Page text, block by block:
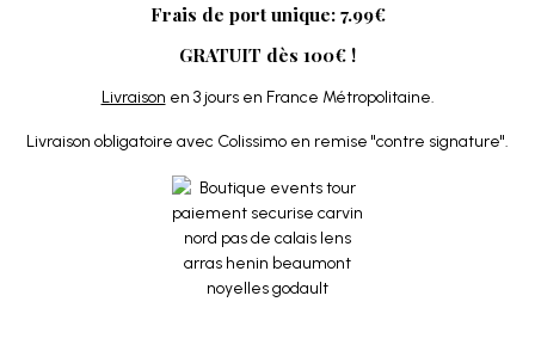
Frais de port unique: 7.99€
GRATUIT dès 100€ !
Livraison en 3 jours en France Métropolitaine.
Livraison obligatoire avec Colissimo en remise "contre signature".